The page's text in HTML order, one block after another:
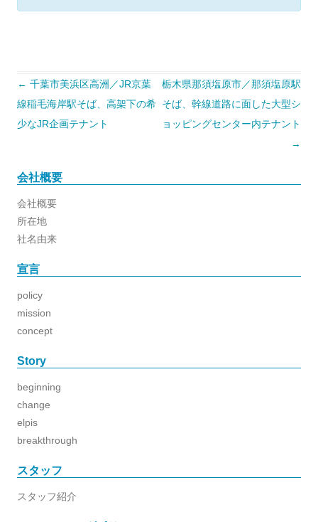
稿
ナ
ビ
ゲ
ー
← 千葉市美浜区高洲／JR京葉
線稲毛海岸駅そば、高架下の希
少なJR企画テナント
栃木県那須塩原市／那須塩原駅
そば、幹線道路に面した大型シ
ョッピングセンター内テナント
→
会社概要
会社概要
所在地
社名由来
宣言
policy
mission
concept
Story
beginning
change
elpis
breakthrough
スタッフ
スタッフ紹介